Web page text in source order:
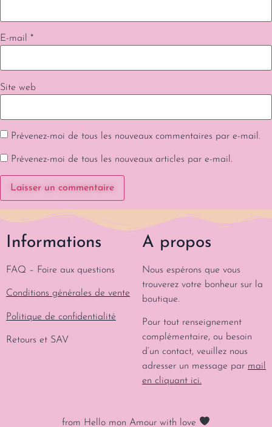
E-mail *
Site web
Prévenez-moi de tous les nouveaux commentaires par e-mail.
Prévenez-moi de tous les nouveaux articles par e-mail.
Informations
FAQ – Foire aux questions
Conditions générales de vente
Politique de confidentialité
Retours et SAV
A propos
Nous espérons que vous
trouverez votre bonheur sur la
boutique.
Pour tout renseignement
complémentaire, ou besoin
d’un contact, veuillez nous
adresser un message par mail
en cliquant ici.
from Hello mon Amour with love